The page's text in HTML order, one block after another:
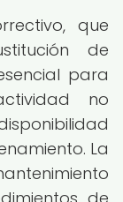
que
de
para
no
La